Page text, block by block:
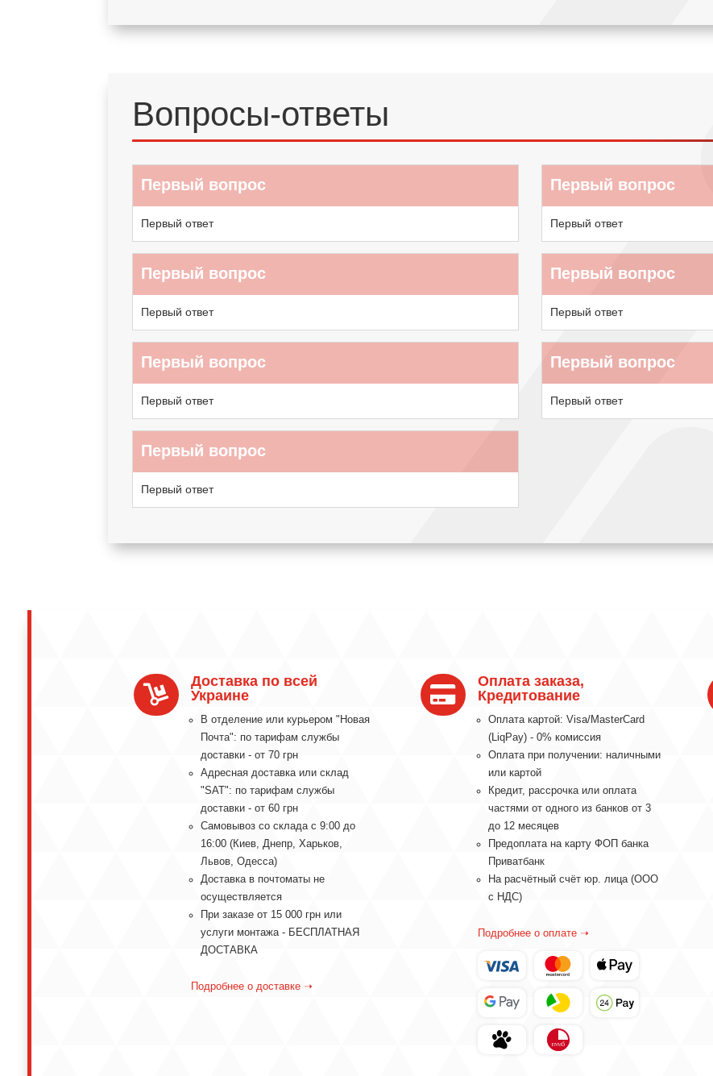
Вопросы-ответы
Первый вопрос
Первый ответ
Первый вопрос
Первый ответ
Первый вопрос
Первый ответ
Первый вопрос
Первый ответ
Первый вопрос
Первый ответ
Первый вопрос
Первый ответ
Первый вопрос
Первый ответ

Доставка по всей
Украине
В отделение или курьером "Новая
Почта": по тарифам службы
доставки - от 70 грн
Адресная доставка или склад
"SAT": по тарифам службы
доставки - от 60 грн
Самовывоз со склада с 9:00 до
16:00 (Киев, Днепр, Харьков,
Львов, Одесса)
Доставка в почтоматы не
осуществляется
При заказе от 15 000 грн или
услуги монтажа - БЕСПЛАТНАЯ
ДОСТАВКА
Подробнее о доставке ➝

Оплата заказа,
Кредитование
Оплата картой: Visa/MasterCard
(LiqPay) - 0% комиссия
Оплата при получении: наличными
или картой
Кредит, рассрочка или оплата
частями от одного из банков от 3
до 12 месяцев
Предоплата на карту ФОП банка
Приватбанк
На расчётный счёт юр. лица (ООО
с НДС)
Подробнее о оплате ➝